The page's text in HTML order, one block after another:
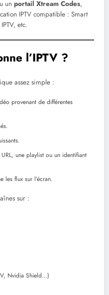
un portail Xtream Codes,
IPTV compatible : Smart
etc.
l’IPTV ?
assez simple :
provenant de différentes
une playlist ou un identifiant
les flux sur l’écran.
sur :
Nvidia Shield…)